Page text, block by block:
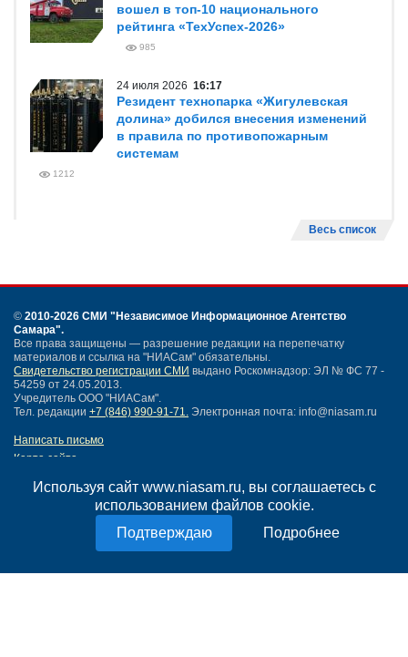
Используя сайт www.niasam.ru, вы соглашаетесь с
использованием файлов cookie.
Подробнее
вошел в топ-10 национального
рейтинга «ТехУспех-2026»
985
24 июля 2026 16:17
Резидент технопарка «Жигулевская
долина» добился внесения изменений
в правила по противопожарным
системам
1212
Весь список
© 2010-2026 СМИ "Независимое Информационное Агентство
Самара".
Все права защищены — разрешение редакции на перепечатку
материалов и ссылка на "НИАСам" обязательны.
Свидетельство регистрации СМИ выдано Роскомнадзор: ЭЛ № ФС 77 -
54259 от 24.05.2013.
Учредитель ООО "НИАСам".
Тел. редакции +7 (846) 990-91-71. Электронная почта: info@niasam.ru
Написать письмо
Карта сайта
Политика конфиденциальности
Согласие на обработку персональных данных